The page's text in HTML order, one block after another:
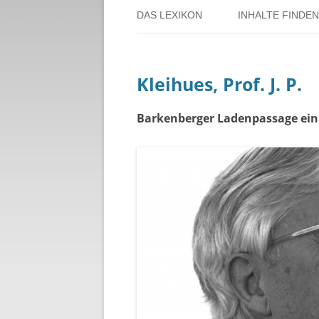
DAS LEXIKON
ÜBER DAS PROJEKT
INHALTE FINDEN
RUND UM DIE
ZEITTAFEL
Kleihues, Prof. J. P.
Barkenberger Ladenpassage